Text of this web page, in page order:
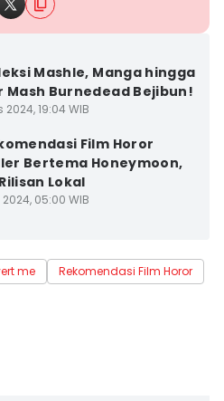
Mashle, Manga hingga
Mash Burnedead Bejibun!
2024, 19:04 WIB
Film Horor
Bertema Honeymoon,
Lokal
2024, 05:00 WIB
me
Rekomendasi Film Horor